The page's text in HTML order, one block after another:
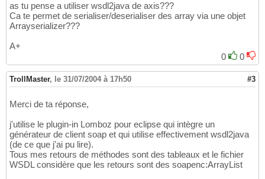
as tu pense a utiliser wsdl2java de axis???
Ca te permet de serialiser/deserialiser des array via une objet
Arrayserializer???
A+
0
0
TrollMaster, le 31/07/2004 à 17h50 #3
Merci de ta réponse,
j'utilise le plugin-in Lomboz pour eclipse qui intègre un
générateur de client soap et qui utilise effectivement wsdl2java
(de ce que j'ai pu lire).
Tous mes retours de méthodes sont des tableaux et le fichier
WSDL considère que les retours sont des soapenc:ArrayList